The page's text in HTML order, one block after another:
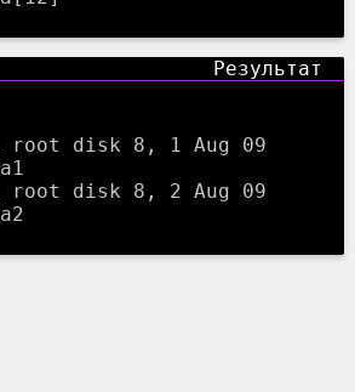
disk 8, 1 Aug 09
disk 8, 2 Aug 09